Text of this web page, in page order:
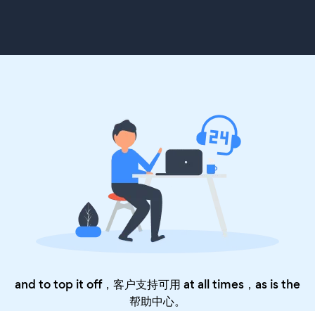
and to top it off，客户支持可用 at all times，as is the
帮助中心。